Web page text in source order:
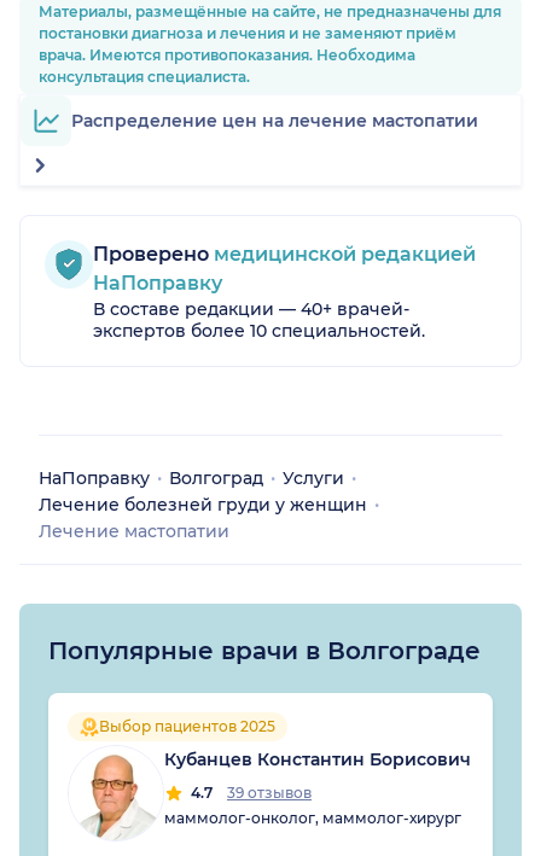
Материалы, размещённые на сайте, не предназначены для
постановки диагноза и лечения и не заменяют приём
врача. Имеются противопоказания. Необходима
консультация специалиста.
Распределение цен на лечение мастопатии
Проверено медицинской редакцией
НаПоправку
В составе редакции — 40+ врачей-
экспертов более 10 специальностей.
НаПоправку Волгоград
Услуги
Лечение болезней груди у женщин
Лечение мастопатии
Популярные врачи в Волгограде
Выбор пациентов 2025
Кубанцев Константин Борисович
4.7
39 отзывов
маммолог-онколог, маммолог-хирург